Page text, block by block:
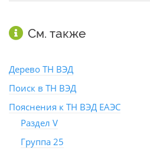
См. также
Дерево ТН ВЭД
Поиск в ТН ВЭД
Пояснения к ТН ВЭД ЕАЭС
Раздел V
Группа 25